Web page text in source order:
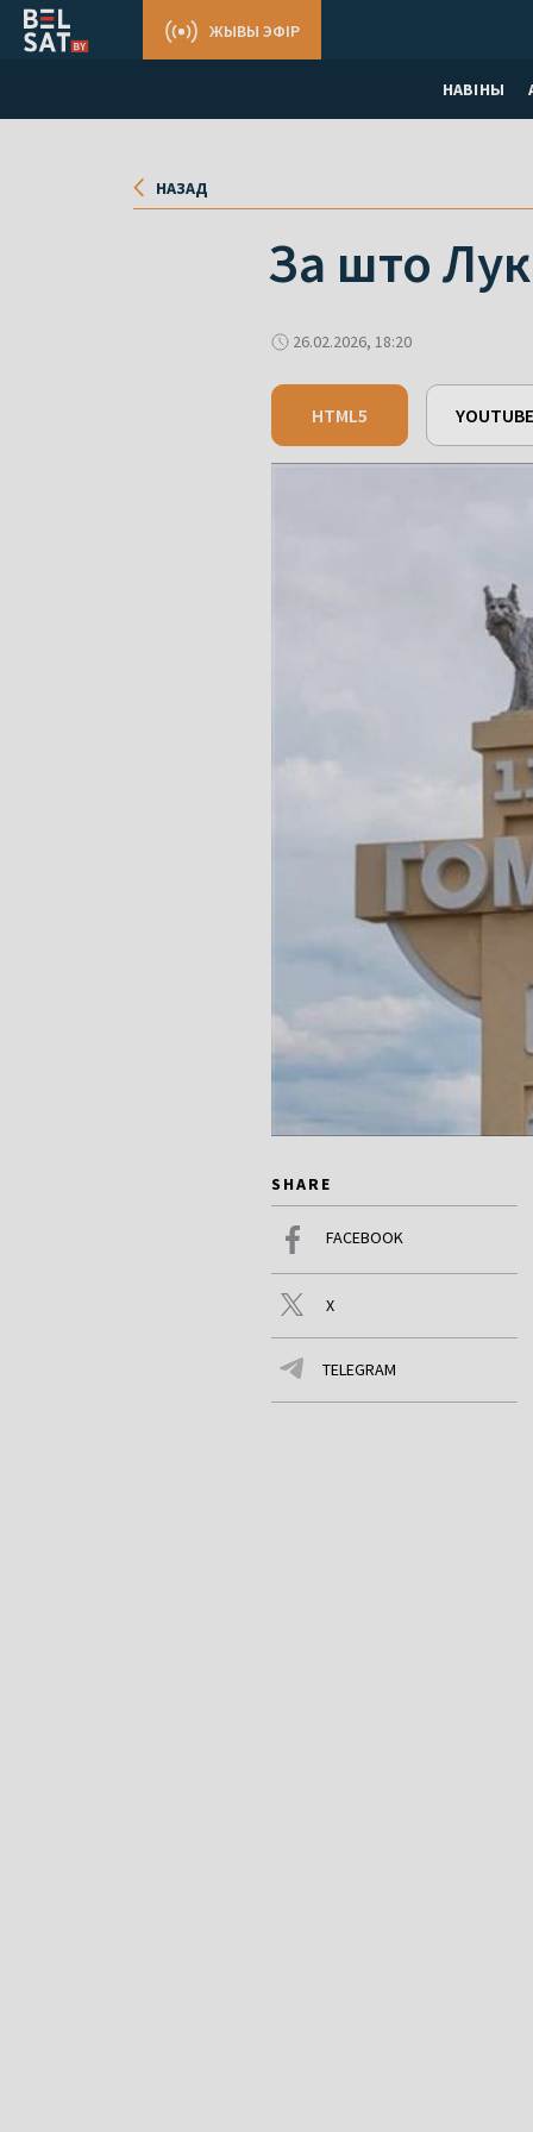
НАВІНЫ
ЖЫВЫ ЭФІР
НАЗАД
За што
26.02.2026, 18:20
HTML5 YOUTUBE
SHARE
FACEBOOK
X
TELEGRAM